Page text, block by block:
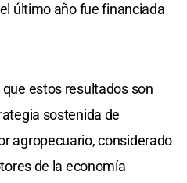
último año fue financiada
estos resultados son
sostenida de
agropecuario, considerado
de la economía